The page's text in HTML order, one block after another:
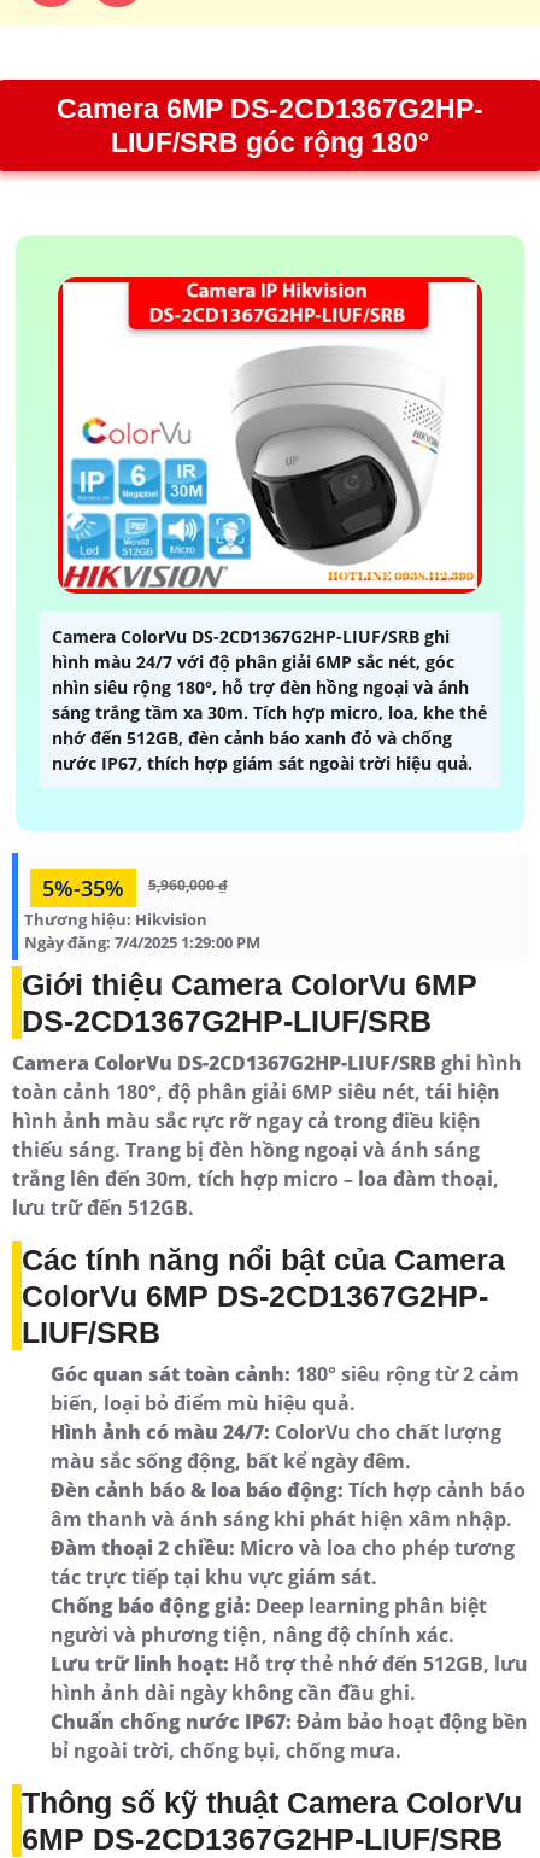
Camera 6MP DS-2CD1367G2HP-
LIUF/SRB góc rộng 180°
Camera ColorVu DS-2CD1367G2HP-LIUF/SRB ghi
hình màu 24/7 với độ phân giải 6MP sắc nét, góc
nhìn siêu rộng 180°, hỗ trợ đèn hồng ngoại và ánh
sáng trắng tầm xa 30m. Tích hợp micro, loa, khe thẻ
nhớ đến 512GB, đèn cảnh báo xanh đỏ và chống
nước IP67, thích hợp giám sát ngoài trời hiệu quả.
5%-35% 5,960,000 ₫
Thương hiệu: Hikvision
Ngày đăng: 7/4/2025 1:29:00 PM
Giới thiệu Camera ColorVu 6MP
DS-2CD1367G2HP-LIUF/SRB
Camera ColorVu DS-2CD1367G2HP-LIUF/SRB ghi hình
toàn cảnh 180°, độ phân giải 6MP siêu nét, tái hiện
hình ảnh màu sắc rực rỡ ngay cả trong điều kiện
thiếu sáng. Trang bị đèn hồng ngoại và ánh sáng
trắng lên đến 30m, tích hợp micro – loa đàm thoại,
lưu trữ đến 512GB.
Các tính năng nổi bật của Camera
ColorVu 6MP DS-2CD1367G2HP-
LIUF/SRB
Góc quan sát toàn cảnh: 180° siêu rộng từ 2 cảm
biến, loại bỏ điểm mù hiệu quả.
Hình ảnh có màu 24/7: ColorVu cho chất lượng
màu sắc sống động, bất kể ngày đêm.
Đèn cảnh báo & loa báo động: Tích hợp cảnh báo
âm thanh và ánh sáng khi phát hiện xâm nhập.
Đàm thoại 2 chiều: Micro và loa cho phép tương
tác trực tiếp tại khu vực giám sát.
Chống báo động giả: Deep learning phân biệt
người và phương tiện, nâng độ chính xác.
Lưu trữ linh hoạt: Hỗ trợ thẻ nhớ đến 512GB, lưu
hình ảnh dài ngày không cần đầu ghi.
Chuẩn chống nước IP67: Đảm bảo hoạt động bền
bỉ ngoài trời, chống bụi, chống mưa.
Thông số kỹ thuật Camera ColorVu
6MP DS-2CD1367G2HP-LIUF/SRB